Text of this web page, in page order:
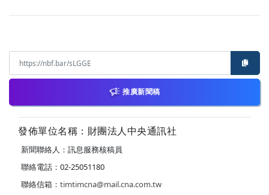
推廣新聞稿
發佈單位名稱：財團法人中央通訊社
新聞聯絡人：訊息服務核稿員
聯絡電話：02-25051180
聯絡信箱： timtimcna@mail.cna.com.tw